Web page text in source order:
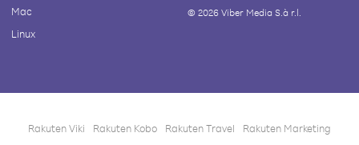
Mac
Linux
© 2026Viber Media S.à r.l.
Rakuten Viki Rakuten Kobo Rakuten Travel Rakuten Marketing